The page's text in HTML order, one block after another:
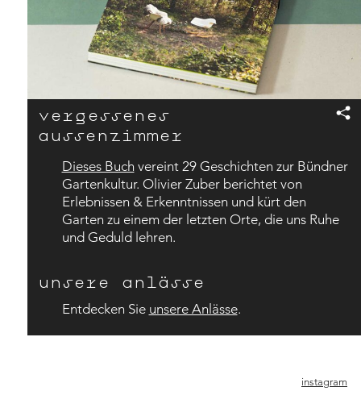
vergessenes
aussenzimmer
Dieses Buch vereint 29 Geschichten zur Bündner
Gartenkultur. Olivier Zuber berichtet von
Erlebnissen & Erkenntnissen und kürt den
Garten zu einem der letzten Orte, die uns Ruhe
und Geduld lehren.
unsere anlässe
Entdecken Sie unsere Anlässe.
instagram